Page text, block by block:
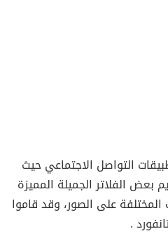
التواصل الاجتماعي حيث
بعض الفلاتر الجميلة المميزة
على الصور، وقد قاموا
.